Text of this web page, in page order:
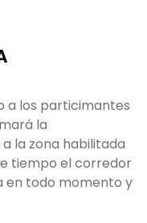
a los particimantes
la
la zona habilitada
tiempo el corredor
en todo momento y